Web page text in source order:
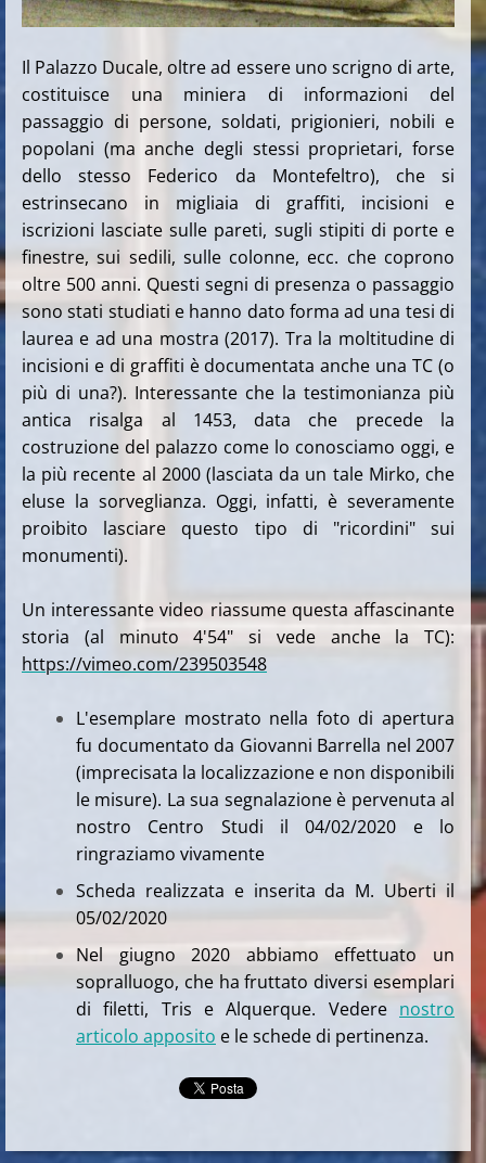
Il Palazzo Ducale, oltre ad essere uno scrigno di arte,
costituisce una miniera di informazioni del
passaggio di persone, soldati, prigionieri, nobili e
popolani (ma anche degli stessi proprietari, forse
dello stesso Federico da Montefeltro), che si
estrinsecano in migliaia di graffiti, incisioni e
iscrizioni lasciate sulle pareti, sugli stipiti di porte e
finestre, sui sedili, sulle colonne, ecc. che coprono
oltre 500 anni. Questi segni di presenza o passaggio
sono stati studiati e hanno dato forma ad una tesi di
laurea e ad una mostra (2017). Tra la moltitudine di
incisioni e di graffiti è documentata anche una TC (o
più di una?). Interessante che la testimonianza più
antica risalga al 1453, data che precede la
costruzione del palazzo come lo conosciamo oggi, e
la più recente al 2000 (lasciata da un tale Mirko, che
eluse la sorveglianza. Oggi, infatti, è severamente
proibito lasciare questo tipo di "ricordini" sui
monumenti).
Un interessante video riassume questa affascinante
storia (al minuto 4'54" si vede anche la TC):
https://vimeo.com/239503548
L'esemplare mostrato nella foto di apertura
fu documentato da Giovanni Barrella nel 2007
(imprecisata la localizzazione e non disponibili
le misure). La sua segnalazione è pervenuta al
nostro Centro Studi il 04/02/2020 e lo
ringraziamo vivamente
Scheda realizzata e inserita da M. Uberti il
05/02/2020
Nel giugno 2020 abbiamo effettuato un
sopralluogo, che ha fruttato diversi esemplari
di filetti, Tris e Alquerque. Vedere nostro
articolo apposito e le schede di pertinenza.